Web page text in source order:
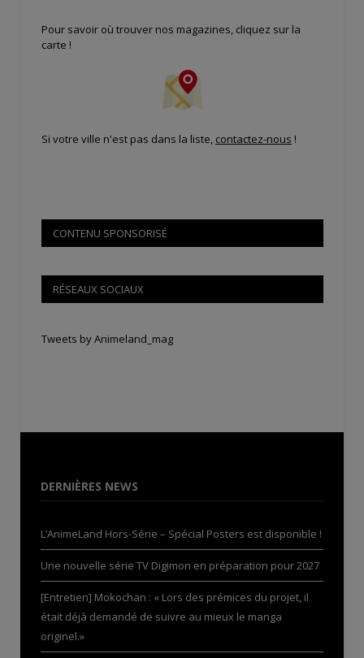
Pour savoir où trouver nos magazines, cliquez sur la
carte !
Si votre ville n'est pas dans la liste, contactez-nous !
CONTENU SPONSORISÉ
RÉSEAUX SOCIAUX
Tweets by Animeland_mag
DERNIÈRES NEWS
L’AnimeLand Hors-Série – Spécial Posters est disponible !
Une nouvelle série TV Digimon en préparation pour 2027
[Entretien] Mokochan : « Lors des prémices du projet, il
était déjà demandé de suivre au mieux le manga
originel.»